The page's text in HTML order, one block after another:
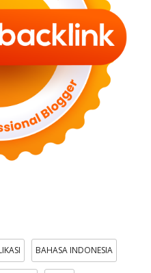
BAHASA INDONESIA